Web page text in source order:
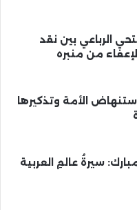
الرباعي بين نقد
من منبره
الأمة وتذكيرها
سيرةُ عالمِ العربية